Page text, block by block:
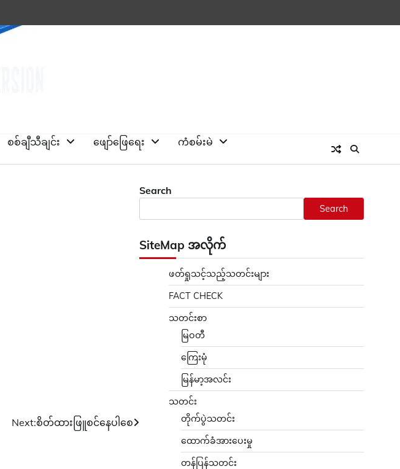
စစ်ချီသီချင်း ဖျော်ဖြေရေး
ကံစမ်းမဲ
Next:စိတ်ထားဖြူစင်နေပါစေ
Search
Search
SiteMap အလိုက်
ဖတ်ရှုသင့်သည့်သတင်းများ
FACT CHECK
သတင်းစာ
မြဝတီ
ကြေးမုံ
မြန်မာ့အလင်း
သတင်း
တိုက်ပွဲသတင်း
ထောက်ခံအားပေးမှု
တန်ပြန်သတင်း